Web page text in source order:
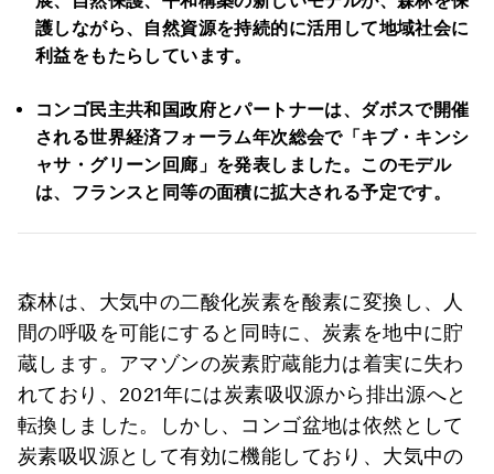
護しながら、自然資源を持続的に活用して地域社会に
利益をもたらしています。
コンゴ民主共和国政府とパートナーは、ダボスで開催
される世界経済フォーラム年次総会で「キブ・キンシ
ャサ・グリーン回廊」を発表しました。このモデル
は、フランスと同等の面積に拡大される予定です。
森林は、大気中の二酸化炭素を酸素に変換し、人
間の呼吸を可能にすると同時に、炭素を地中に貯
蔵します。アマゾンの炭素貯蔵能力は着実に失わ
れており、2021年には炭素吸収源から排出源へと
転換しました。しかし、コンゴ盆地は依然として
炭素吸収源として有効に機能しており、大気中の